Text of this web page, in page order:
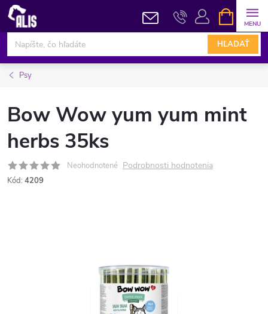
Prejsť
obsah
HĽADAŤ
KOŠÍK
Psy
Bow Wow yum yum mint
herbs 35ks
Neohodnotené Podrobnosti hodnotenia
Kód: 4209